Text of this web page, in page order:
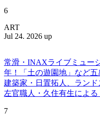
6
ART
Jul 24. 2026 up
常滑・INAXライブミュー
年！「土の遊園地」など五
建築家・日置拓人、ランド
左官職人・久住有生による
7